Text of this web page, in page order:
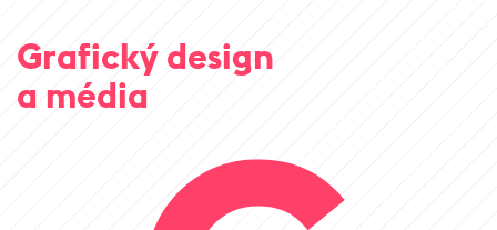
Grafický design
a média